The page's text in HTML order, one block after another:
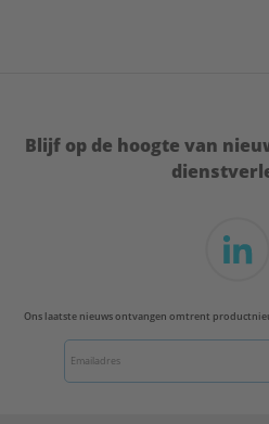
Blijf op de hoogte van
Ons laatste nieuws ontvangen omtrent